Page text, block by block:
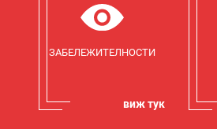
ЗАБЕЛЕЖИТЕЛНОСТИ
виж тук